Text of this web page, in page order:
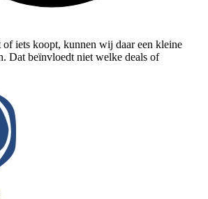
iets koopt, kunnen wij daar een kleine
Dat beïnvloedt niet welke deals of